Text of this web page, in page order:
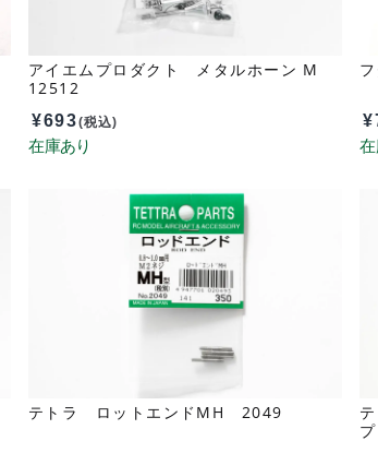
アイエムプロダクト メタルホーン M
12512
¥693(税込) ¥
テトラ ロットエンドMH 2049